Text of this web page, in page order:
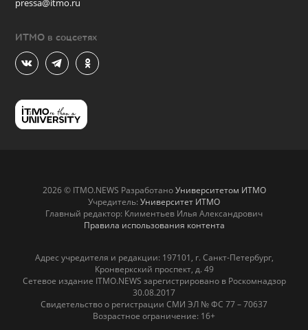
pressa@itmo.ru
ИТМО в соцсетях
2026 © ITMO.NEWS РазработаноУниверситетом ИТМО
Учредитель: Университет ИТМО
Главный редактор: Климентьев Илья Александрович
Правила использования контента
Адрес учредителя и редакции: 197101, г. Санкт-Петербург,
Кронверкский проспект, д. 49
Сетевое издание ITMO.NEWS зарегистрировано в Роскомнадзор
30.08.2017
Свидетельство о регистрации СМИ ЭЛ № ФС 77 – 70637
Возрастное ограничение: 16+